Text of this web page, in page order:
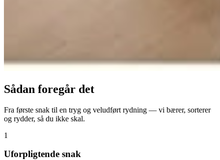
Sådan foregår det
Fra første snak til en tryg og veludført rydning — vi bærer, sorterer
og rydder, så du ikke skal.
1
Uforpligtende snak